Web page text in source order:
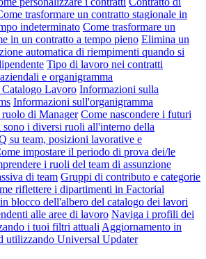
trasformare un contratto stagionale in
indeterminato Come trasformare un
in un contratto a tempo pieno Elimina un
automatica di riempimenti quando si
Tipo di lavoro nei contratti
e organigramma
Lavoro Informazioni sulla
Informazioni sull'organigramma
di Manager Come nascondere i futuri
sono i diversi ruoli all'interno della
su team, posizioni lavorative e
impostare il periodo di prova dei/le
i ruoli del team di assunzione
di team Gruppi di contributo e categorie
riflettere i dipartimenti in Factorial
blocco dell'albero del catalogo dei lavori
alle aree di lavoro Naviga i profili dei
i tuoi filtri attuali Aggiornamento in
utilizzando Universal Updater